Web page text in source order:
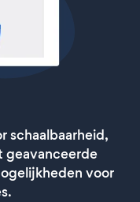
schaalbaarheid,
geavanceerde
voor